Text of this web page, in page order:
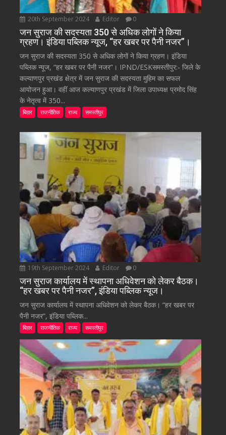
20th September 2024 Editor 0
जन सुराज की सदस्यता 350 से अधिक लोगों ने किया
ग्रहण। इंडिया पब्लिक न्यूज, “हर खबर पर पैनी नजर”।
जन सुराज की सदस्यता 350 से अधिक लोगों ने किया ग्रहण। इंडिया
पब्लिक न्यूज, “हर खबर पर पैनी नजर”। IPND/ESKसमस्तीपुर:- जिले के
कल्याणपुर प्रखंड क्षेत्र में जन सुराज की सदस्यता मुहिम का सफल
आयोजन हुआ। वहीं आज कल्याणपुर प्रखंड में जिला उपाध्यक्ष प्रमोद सिंह
के नेतृत्व में 350...
बिहार राजनीतिक राज्य समस्तीपुर
19th September 2024 Editor 0
जन सुराज कार्यालय में स्थापना अधिवेशन को लेकर बैठक।
“हर खबर पर पैनी नजर”, इंडिया पब्लिक न्यूज।
जन सुराज कार्यालय में स्थापना अधिवेशन को लेकर बैठक। “हर खबर पर
पैनी नजर”, इंडिया पब्लिक...
बिहार राजनीतिक राज्य समस्तीपुर